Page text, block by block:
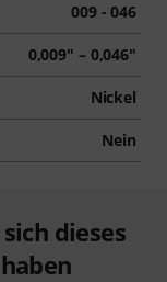
009 - 046
0,009" – 0,046"
Nickel
Nein
dieses